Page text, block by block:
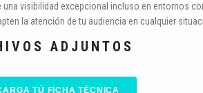
visibilidad excepcional incluso en entornos
la atención de tu audiencia en cualquier
ADJUNTOS
TÚ FICHA TÉCNICA